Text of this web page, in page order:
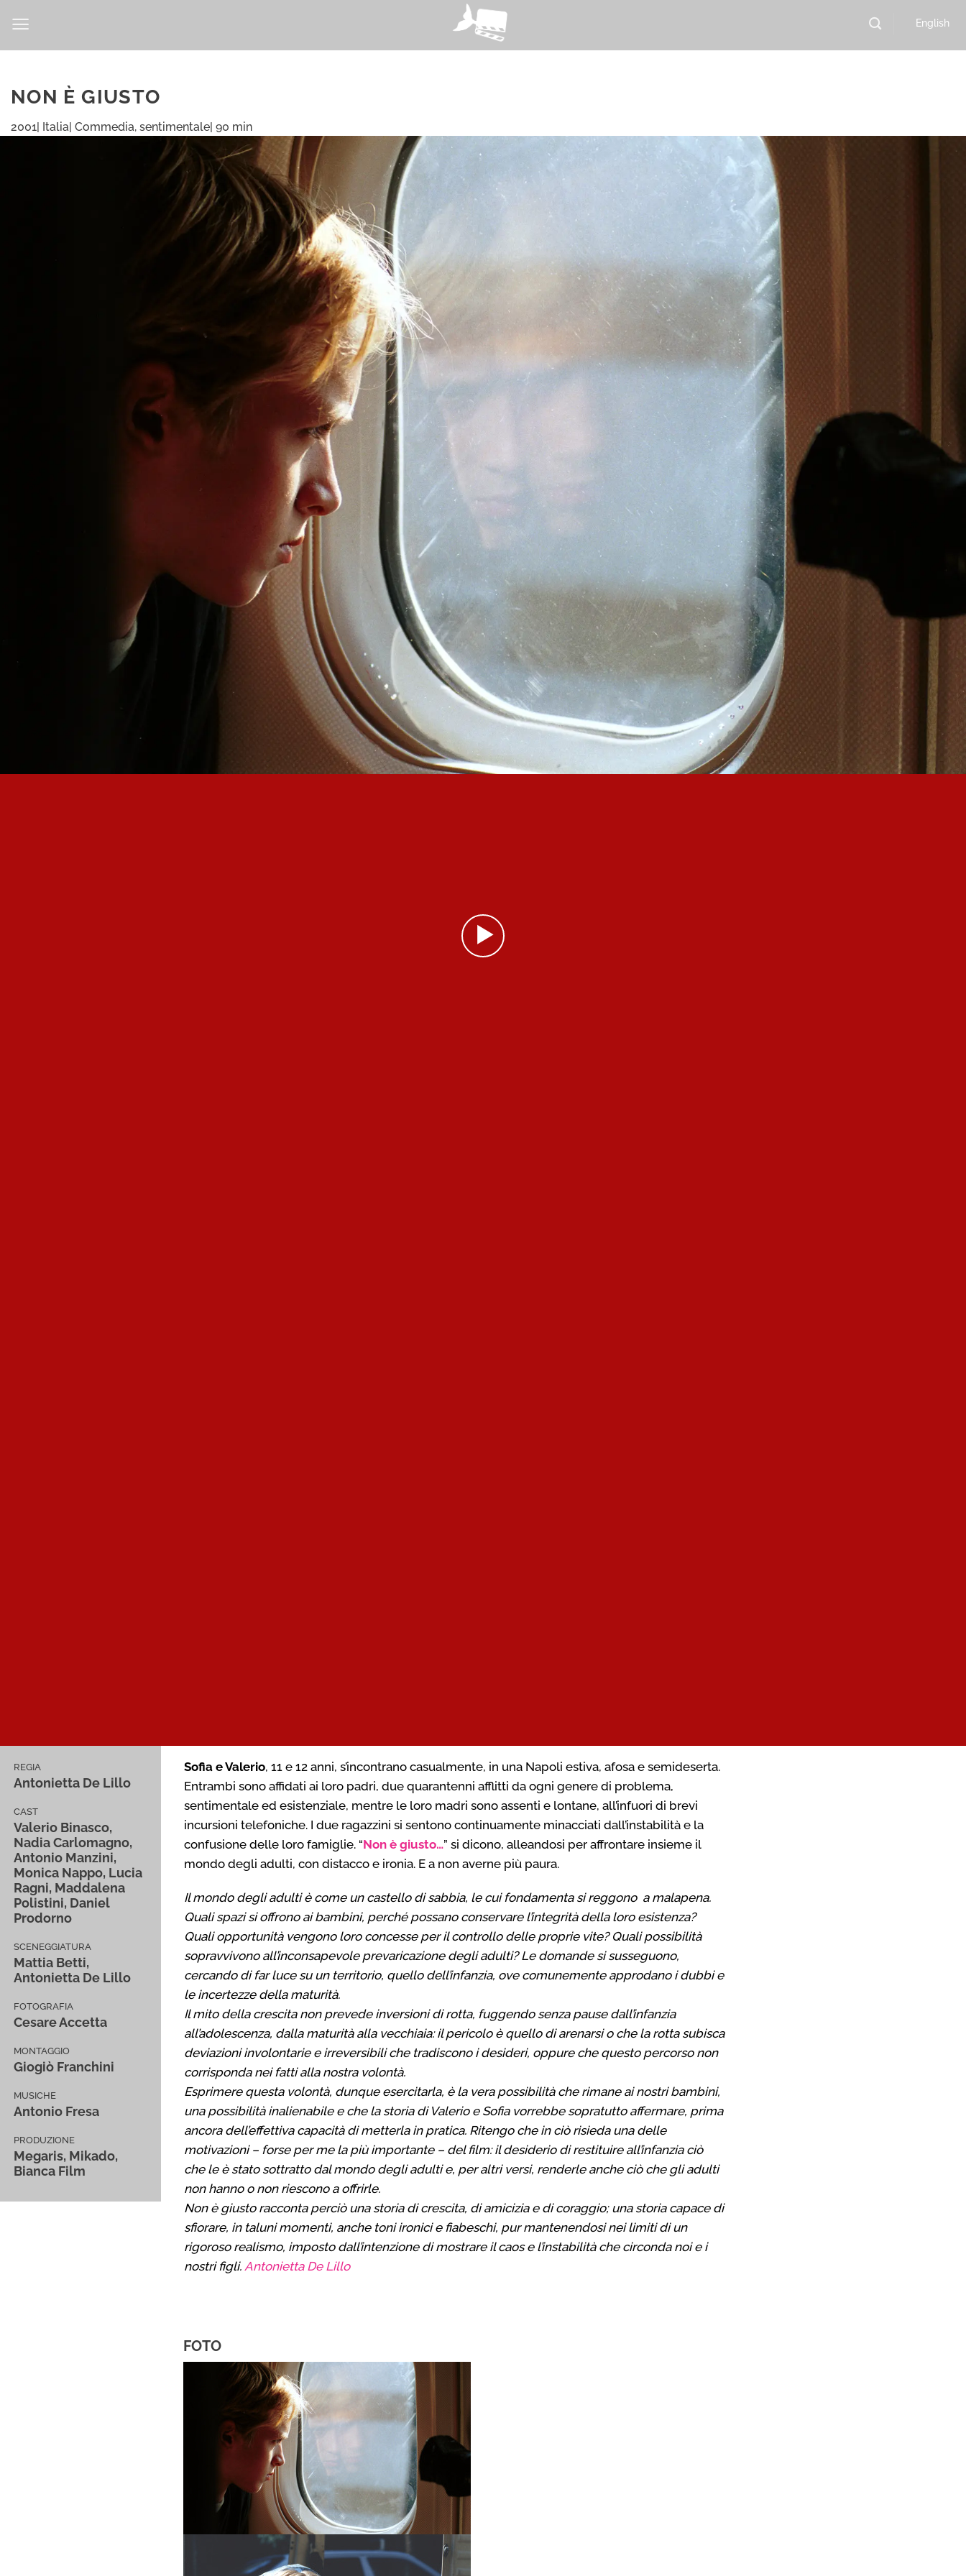
English
NON È GIUSTO
2001| Italia| Commedia, sentimentale| 90 min
REGIA
Antonietta De Lillo
CAST
Valerio Binasco,
Nadia Carlomagno,
Antonio Manzini,
Monica Nappo, Lucia
Ragni, Maddalena
Polistini, Daniel
Prodorno
SCENEGGIATURA
Mattia Betti,
Antonietta De Lillo
FOTOGRAFIA
Cesare Accetta
MONTAGGIO
Giogiò Franchini
MUSICHE
Antonio Fresa
PRODUZIONE
Megaris, Mikado,
Bianca Film
Sofia e Valerio, 11 e 12 anni, s’incontrano casualmente, in una Napoli estiva, afosa e semideserta.
Entrambi sono affidati ai loro padri, due quarantenni afflitti da ogni genere di problema,
sentimentale ed esistenziale, mentre le loro madri sono assenti e lontane, all’infuori di brevi
incursioni telefoniche. I due ragazzini si sentono continuamente minacciati dall’instabilità e la
confusione delle loro famiglie. “Non è giusto…” si dicono, alleandosi per affrontare insieme il
mondo degli adulti, con distacco e ironia. E a non averne più paura.
Il mondo degli adulti è come un castello di sabbia, le cui fondamenta si reggono a malapena.
Quali spazi si offrono ai bambini, perché possano conservare l’integrità della loro esistenza?
Quali opportunità vengono loro concesse per il controllo delle proprie vite? Quali possibilità
sopravvivono all’inconsapevole prevaricazione degli adulti? Le domande si susseguono,
cercando di far luce su un territorio, quello dell’infanzia, ove comunemente approdano i dubbi e
le incertezze della maturità.
Il mito della crescita non prevede inversioni di rotta, fuggendo senza pause dall’infanzia
all’adolescenza, dalla maturità alla vecchiaia: il pericolo è quello di arenarsi o che la rotta subisca
deviazioni involontarie e irreversibili che tradiscono i desideri, oppure che questo percorso non
corrisponda nei fatti alla nostra volontà.
Esprimere questa volontà, dunque esercitarla, è la vera possibilità che rimane ai nostri bambini,
una possibilità inalienabile e che la storia di Valerio e Sofia vorrebbe sopratutto affermare, prima
ancora dell’effettiva capacità di metterla in pratica. Ritengo che in ciò risieda una delle
motivazioni – forse per me la più importante – del film: il desiderio di restituire all’infanzia ciò
che le è stato sottratto dal mondo degli adulti e, per altri versi, renderle anche ciò che gli adulti
non hanno o non riescono a offrirle.
Non è giusto racconta perciò una storia di crescita, di amicizia e di coraggio; una storia capace di
sfiorare, in taluni momenti, anche toni ironici e fiabeschi, pur mantenendosi nei limiti di un
rigoroso realismo, imposto dall’intenzione di mostrare il caos e l’instabilità che circonda noi e i
nostri figli. Antonietta De Lillo
FOTO